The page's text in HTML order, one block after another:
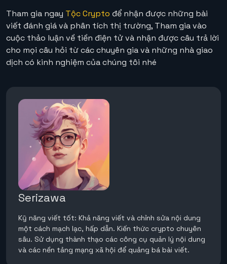
Tham gia ngay Tộc Crypto để nhận được những bài
viết đánh giá và phân tích thị trường, Tham gia vào
cuộc thảo luận về tiền điện tử và nhận được câu trả lời
cho mọi câu hỏi từ các chuyên gia và những nhà giao
dịch có kinh nghiệm của chúng tôi nhé
Serizawa
Kỹ năng viết tốt: Khả năng viết và chỉnh sửa nội dung
một cách mạch lạc, hấp dẫn. Kiến thức crypto chuyên
sâu. Sử dụng thành thạo các công cụ quản lý nội dung
và các nền tảng mạng xã hội để quảng bá bài viết.